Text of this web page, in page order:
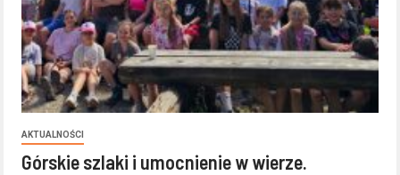
AKTUALNOŚCI
Górskie szlaki i umocnienie w wierze.